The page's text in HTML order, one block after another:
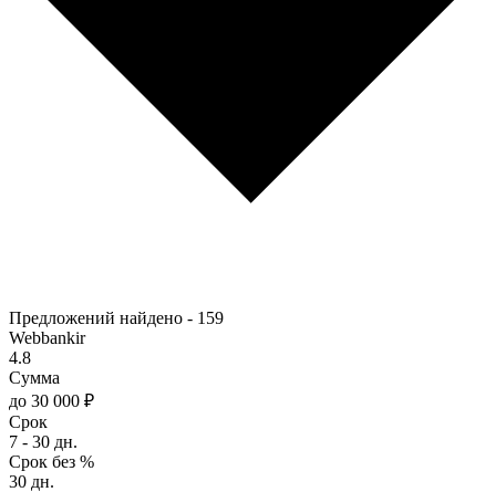
Предложений найдено - 159
Webbankir
4.8
Сумма
до 30 000 ₽
Срок
7 - 30 дн.
Срок без %
30 дн.